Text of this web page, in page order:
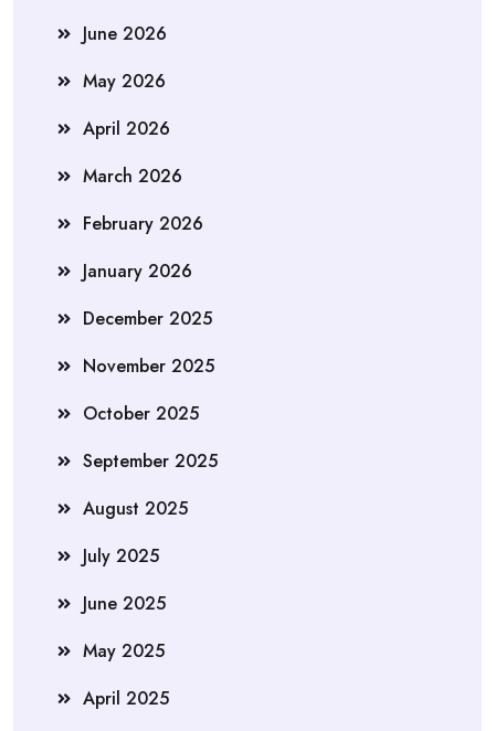
June 2026
May 2026
April 2026
March 2026
February 2026
January 2026
December 2025
November 2025
October 2025
September 2025
August 2025
July 2025
June 2025
May 2025
April 2025